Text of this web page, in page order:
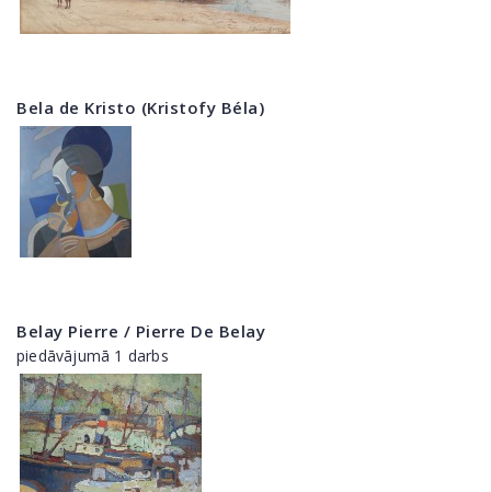
Bela de Kristo (Kristofy Béla)
Belay Pierre / Pierre De Belay
piedāvājumā 1 darbs